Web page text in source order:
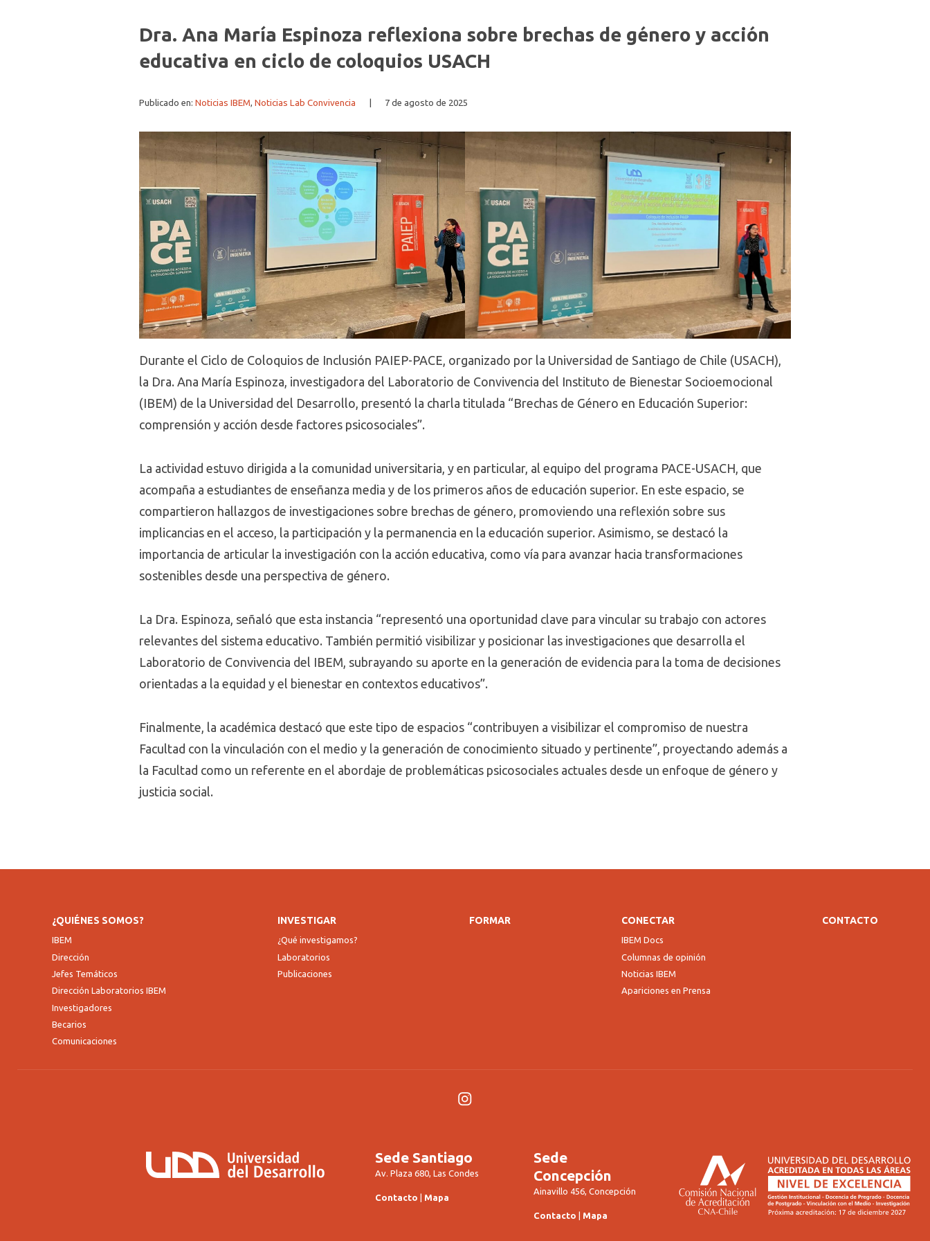
Dra. Ana María Espinoza reflexiona sobre brechas de género y acción
educativa en ciclo de coloquios USACH
Publicado en: Noticias IBEM, Noticias Lab Convivencia 7 de agosto de 2025
Durante el Ciclo de Coloquios de Inclusión PAIEP-PACE, organizado por la Universidad de Santiago de Chile (USACH),
la Dra. Ana María Espinoza, investigadora del Laboratorio de Convivencia del Instituto de Bienestar Socioemocional
(IBEM) de la Universidad del Desarrollo, presentó la charla titulada “Brechas de Género en Educación Superior:
comprensión y acción desde factores psicosociales”.
La actividad estuvo dirigida a la comunidad universitaria, y en particular, al equipo del programa PACE-USACH, que
acompaña a estudiantes de enseñanza media y de los primeros años de educación superior. En este espacio, se
compartieron hallazgos de investigaciones sobre brechas de género, promoviendo una reflexión sobre sus
implicancias en el acceso, la participación y la permanencia en la educación superior. Asimismo, se destacó la
importancia de articular la investigación con la acción educativa, como vía para avanzar hacia transformaciones
sostenibles desde una perspectiva de género.
La Dra. Espinoza, señaló que esta instancia “representó una oportunidad clave para vincular su trabajo con actores
relevantes del sistema educativo. También permitió visibilizar y posicionar las investigaciones que desarrolla el
Laboratorio de Convivencia del IBEM, subrayando su aporte en la generación de evidencia para la toma de decisiones
orientadas a la equidad y el bienestar en contextos educativos”.
Finalmente, la académica destacó que este tipo de espacios “contribuyen a visibilizar el compromiso de nuestra
Facultad con la vinculación con el medio y la generación de conocimiento situado y pertinente”, proyectando además a
la Facultad como un referente en el abordaje de problemáticas psicosociales actuales desde un enfoque de género y
justicia social.
¿QUIÉNES SOMOS?
IBEM
Dirección
Jefes Temáticos
Dirección Laboratorios IBEM
Investigadores
Becarios
Comunicaciones
INVESTIGAR
¿Qué investigamos?
Laboratorios
Publicaciones
FORMAR CONECTAR
IBEM Docs
Columnas de opinión
Noticias IBEM
Apariciones en Prensa
CONTACTO
Instagram
Sede Santiago
Av. Plaza 680, Las Condes
Contacto | Mapa
Sede
Concepción
Ainavillo 456, Concepción
Contacto | Mapa